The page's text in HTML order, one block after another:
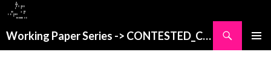
Working Paper Series -> CONTESTED_CITIES